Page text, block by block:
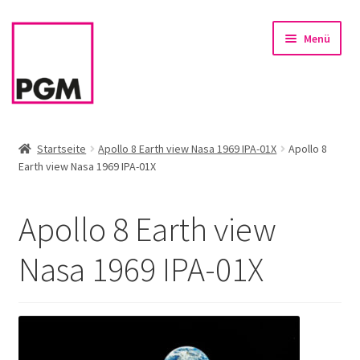
Zur
Zum
Menü
News
Rahmen & Einrahmung
Startseite Apollo 8 Earth view Nasa 1969 IPA-01X
Apollo 8
Earth view Nasa 1969 IPA-01X
Apollo 8 Earth view
Nasa 1969 IPA-01X